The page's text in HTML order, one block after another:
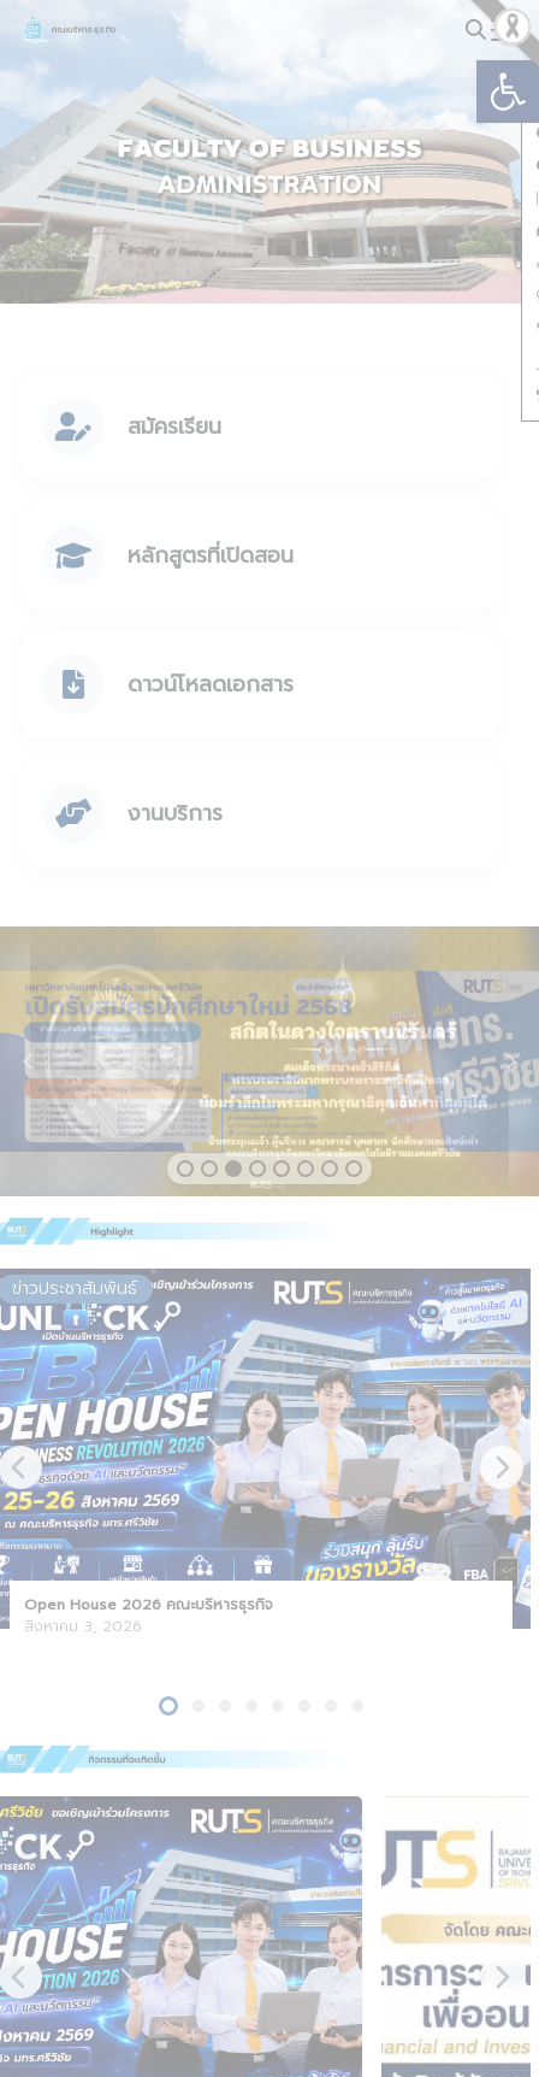
Skip
content
คณะบริหารธุรกิจ
Search
for:
สมัครเรียน
หลักสูตรที่เปิดสอน
ดาวน์โหลดเอกสาร
งานบริการ
ข่าวประชาสัมพันธ์
Open House 2026 คณะบริหารธุรกิจ
สิงหาคม 3, 2026